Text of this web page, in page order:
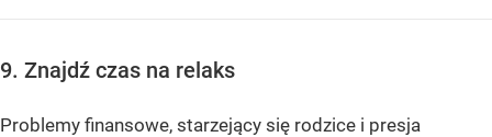
9. Znajdź czas na relaks
Problemy finansowe, starzejący się rodzice i presja